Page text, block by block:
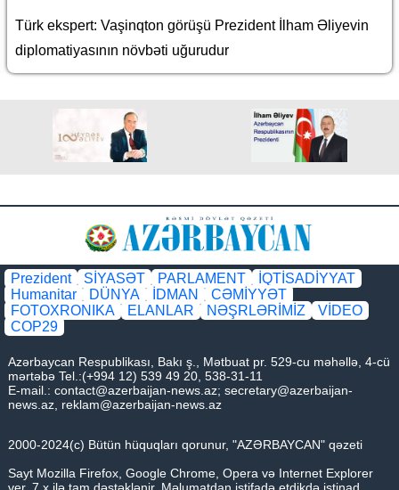
Türk ekspert: Vaşinqton görüşü Prezident İlham Əliyevin
diplomatiyasının növbəti uğurudur
Prezident SİYASƏT PARLAMENT
İQTİSADİYYAT
Humanitar
DÜNYA İDMAN
CƏMİYYƏT
FOTOXRONIKA
ELANLAR NƏŞRLƏRİMİZ
VİDEO
COP29
Azərbaycan Respublikası, Bakı ş., Mətbuat pr. 529-cu məhəllə, 4-cü
mərtəbə Tel.:(+994 12) 539 49 20, 538-31-11
E-mail.: contact@azerbaijan-news.az; secretary@azerbaijan-
news.az reklam@azerbaijan-news.az
2000-2024(c) Bütün hüquqları qorunur, "AZƏRBAYCAN" qəzeti
Sayt Mozilla Firefox, Google Chrome, Opera və Internet Explorer
ver. 7.x ilə tam dəstəklənir. Məlumatdan istifadə etdikdə istinad